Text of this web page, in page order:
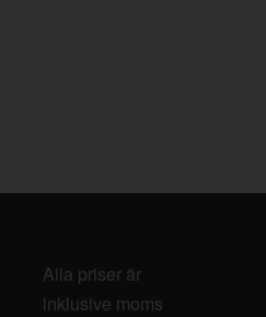
Alla priser är
inklusive moms